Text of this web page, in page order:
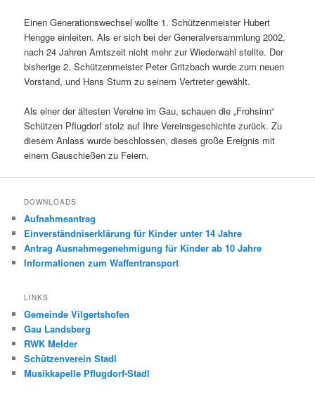
Einen Generationswechsel wollte 1. Schützenmeister Hubert
Hengge einleiten. Als er sich bei der Generalversammlung 2002,
nach 24 Jahren Amtszeit nicht mehr zur Wiederwahl stellte. Der
bisherige 2. Schützenmeister Peter Gritzbach wurde zum neuen
Vorstand, und Hans Sturm zu seinem Vertreter gewählt.
Als einer der ältesten Vereine im Gau, schauen die „Frohsinn“
Schützen Pflugdorf stolz auf Ihre Vereinsgeschichte zurück. Zu
diesem Anlass wurde beschlossen, dieses große Ereignis mit
einem Gauschießen zu Feiern.
DOWNLOADS
Aufnahmeantrag
Einverständniserklärung für Kinder unter 14 Jahre
Antrag Ausnahmegenehmigung für Kinder ab 10 Jahre
Informationen zum Waffentransport
LINKS
Gemeinde Vilgertshofen
Gau Landsberg
RWK Melder
Schützenverein Stadl
Musikkapelle Pflugdorf-Stadl